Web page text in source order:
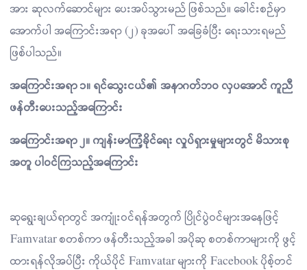
အား ဆုလက်ဆောင်များ ပေးအပ်သွားမည် ဖြစ်သည်။ ခေါင်းစဉ်မှာ
အောက်ပါ အကြောင်းအရာ (၂) ခုအပေါ် အခြေခံပြီး ရေးသားရမည်
ဖြစ်ပါသည်။
အကြောင်းအရာ ၁။ ရင်သွေးငယ်၏ အနာဂတ်ဘဝ လှပအောင် ကူညီ
ဖန်တီးပေးသည့်အကြောင်း
အကြောင်းအရာ ၂။ ကျန်းမာကြံ့ခိုင်ရေး လှုပ်ရှားမှုများတွင် မိသားစု
အတူ ပါဝင်ကြသည့်အကြောင်း
ဆုရွေးချယ်ရာတွင် အကျုံးဝင်ရန်အတွက် ပြိုင်ပွဲဝင်များအနေဖြင့်
Famvatar စတစ်ကာ ဖန်တီးသည့်အခါ အပိုဆု စတစ်ကာများကို ဖွင့်
ထားရန်လိုအပ်ပြီး ကိုယ်ပိုင် Famvatar များကို Facebook ပိုစ့်တင်